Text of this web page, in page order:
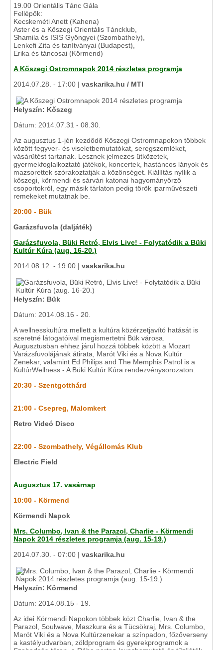
19.00 Orientális Tánc Gála
Fellépők:
Kecskeméti Anett (Kahena)
Aster és a Kőszegi Orientális Táncklub,
Shamila és ISIS Gyöngyei (Szombathely),
Lenkefi Zita és tanítványai (Budapest),
Erika és táncosai (Körmend)
A Kőszegi Ostromnapok 2014 részletes programja
2014.07.28. - 17:00 | vaskarika.hu / MTI
Helyszín: Kőszeg
Dátum: 2014.07.31 - 08.30.
Az augusztus 1-jén kezdődő Kőszegi Ostromnapokon többek
között fegyver- és viseletbemutatókat, seregszemléket,
vásárütést tartanak. Lesznek jelmezes ütközetek,
gyermekfoglalkoztató játékok, koncertek, hastáncos lányok és
mazsorettek szórakoztatják a közönséget. Kiállítás nyílik a
kőszegi, körmendi és sárvári katonai hagyományőrző
csoportokról, egy másik tárlaton pedig török iparművészeti
remekeket mutatnak be.
20:00 - Bük
Garázsfuvola (daljáték)
Garázsfuvola, Büki Retró, Elvis Live! - Folytatódik a Büki
Kultúr Kúra (aug. 16-20.)
2014.08.12. - 19:00 | vaskarika.hu
Helyszín: Bük
Dátum: 2014.08.16 - 20.
A wellnesskultúra mellett a kultúra közérzetjavító hatását is
szeretné látogatóival megismertetni Bük városa.
Augusztusban ehhez járul hozzá többek között a Mozart
Varázsfuvolájának átirata, Marót Viki és a Nova Kultúr
Zenekar, valamint Ed Philips and The Memphis Patrol is a
KultúrWellness - A Büki Kultúr Kúra rendezvénysorozaton.
20:30 - Szentgotthárd
21:00 - Csepreg, Malomkert
Retro Videó Disco
22:00 - Szombathely, Végállomás Klub
Electric Field
Augusztus 17. vasárnap
10:00 - Körmend
Körmendi Napok
Mrs. Columbo, Ivan & the Parazol, Charlie - Körmendi
Napok 2014 részletes programja (aug. 15-19.)
2014.07.30. - 07:00 | vaskarika.hu
Helyszín: Körmend
Dátum: 2014.08.15 - 19.
Az idei Körmendi Napokon többek közt Charlie, Ivan & the
Parazol, Soulwave, Maszkura és a Tücsökraj, Mrs. Columbo,
Marót Viki és a Nova Kultúrzenekar a színpadon, főzőverseny
a kastélyudvarban, zöldprogram és gyerekprogramok a